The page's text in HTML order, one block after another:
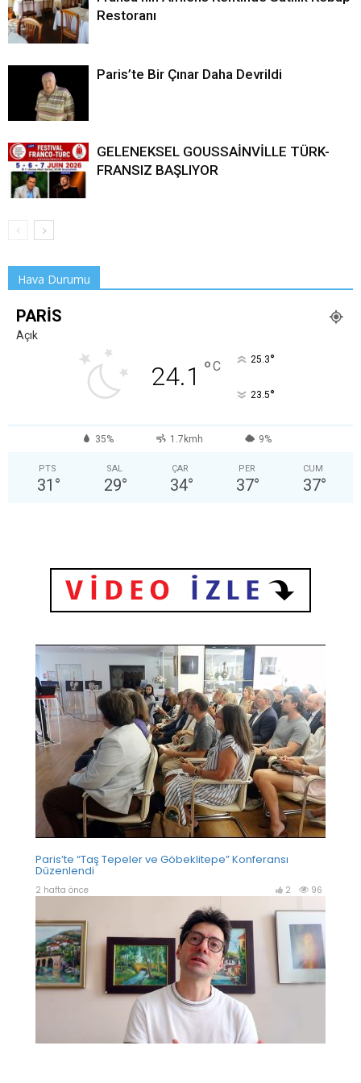
Restoranı
Paris’te Bir Çınar Daha Devrildi
GELENEKSEL GOUSSAİNVİLLE TÜRK-
FRANSIZ BAŞLIYOR
Hava Durumu
PARIS
Açık
24.1 °C 25.3°
23.5°
35% 1.7kmh 9%
PTS
31 °
SAL
29°
ÇAR
34°
PER
37°
CUM
37°